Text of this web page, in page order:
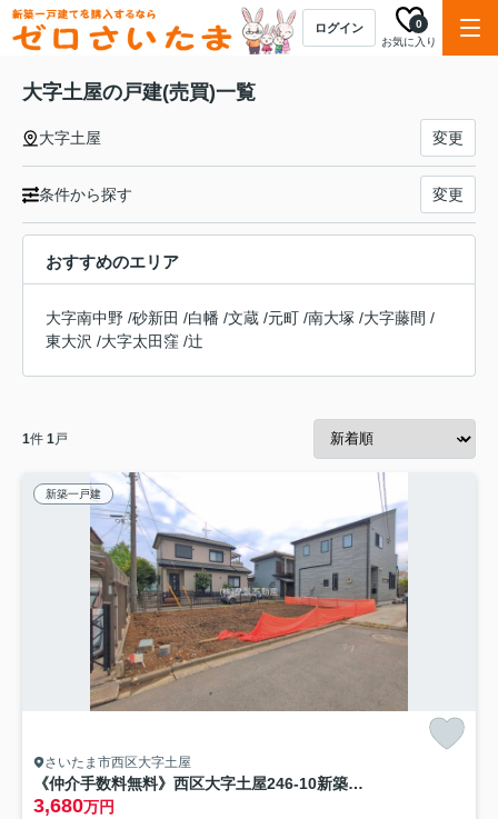
ログイン
お気に入り
0
大字土屋の戸建(売買)一覧
大字土屋 変更
条件から探す 変更
おすすめのエリア
大字南中野 /砂新田 /白幡 /文蔵 /元町 /南大塚 /大字藤間 /
東大沢 /大字太田窪 /辻
1件 1戸
新築一戸建
さいたま市西区大字土屋
《仲介手数料無料》西区大字土屋246-10新築一戸建てグラファーレ
3,680万円